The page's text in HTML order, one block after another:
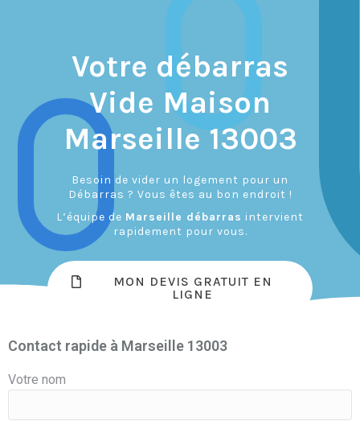
Votre débarras
Vide Maison
Marseille 13003
Besoin de vider un logement pour un
Débarras ? Vous êtes au bon endroit !
L’équipe de Marseille débarras intervient
rapidement pour vous.
MON DEVIS GRATUIT EN
LIGNE
Contact rapide à Marseille 13003
Votre nom